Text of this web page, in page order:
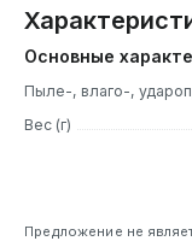
Основные
Пыле-, влаго-,
Вес (г)
Предложение не